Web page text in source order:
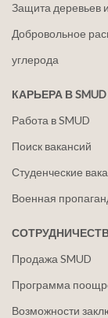
Защита деревьев
Добровольное
углерода
КАРЬЕРА В SMUD
Работа в SMUD
Поиск вакансий
Студенческие
Военная
Продажа SMUD
Программа
Возможности